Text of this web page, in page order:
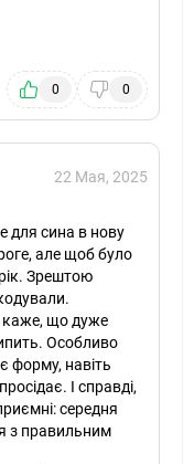
0 0
22 Мая, 2025
для сина в нову
але щоб було
Зрештою
каже, що дуже
Особливо
форму, навіть
І справді,
середня
з правильним